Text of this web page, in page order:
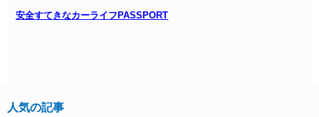
安全すてきなカーライフPASSPORT
人気の記事